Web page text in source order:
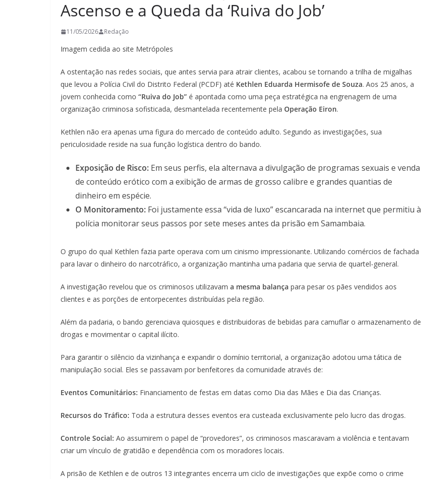
Ascenso e a Queda da ‘Ruiva do Job’
11/05/2026 Redação
Imagem cedida ao site Metrópoles
A ostentação nas redes sociais, que antes servia para atrair clientes, acabou se tornando a trilha de migalhas
que levou a Polícia Civil do Distrito Federal (PCDF) até Kethlen Eduarda Hermisofe de Souza. Aos 25 anos, a
jovem conhecida como “Ruiva do Job” é apontada como uma peça estratégica na engrenagem de uma
organização criminosa sofisticada, desmantelada recentemente pela Operação Eiron.
Kethlen não era apenas uma figura do mercado de conteúdo adulto. Segundo as investigações, sua
periculosidade reside na sua função logística dentro do bando.
Exposição de Risco: Em seus perfis, ela alternava a divulgação de programas sexuais e venda
de conteúdo erótico com a exibição de armas de grosso calibre e grandes quantias de
dinheiro em espécie.
O Monitoramento: Foi justamente essa “vida de luxo” escancarada na internet que permitiu à
polícia monitorar seus passos por sete meses antes da prisão em Samambaia.
O grupo do qual Kethlen fazia parte operava com um cinismo impressionante. Utilizando comércios de fachada
para lavar o dinheiro do narcotráfico, a organização mantinha uma padaria que servia de quartel-general.
A investigação revelou que os criminosos utilizavam a mesma balança para pesar os pães vendidos aos
clientes e as porções de entorpecentes distribuídas pela região.
Além da padaria, o bando gerenciava quiosques e distribuidoras de bebidas para camuflar o armazenamento de
drogas e movimentar o capital ilícito.
Para garantir o silêncio da vizinhança e expandir o domínio territorial, a organização adotou uma tática de
manipulação social. Eles se passavam por benfeitores da comunidade através de:
Eventos Comunitários: Financiamento de festas em datas como Dia das Mães e Dia das Crianças.
Recursos do Tráfico: Toda a estrutura desses eventos era custeada exclusivamente pelo lucro das drogas.
Controle Social: Ao assumirem o papel de “provedores”, os criminosos mascaravam a violência e tentavam
criar um vínculo de gratidão e dependência com os moradores locais.
A prisão de Kethlen e de outros 13 integrantes encerra um ciclo de investigações que expõe como o crime